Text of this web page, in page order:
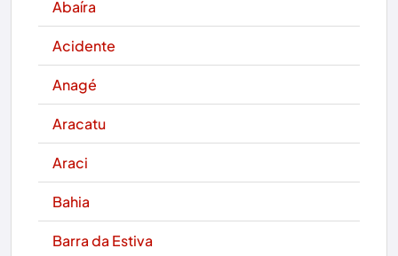
Abaíra
Acidente
Anagé
Aracatu
Araci
Bahia
Barra da Estiva